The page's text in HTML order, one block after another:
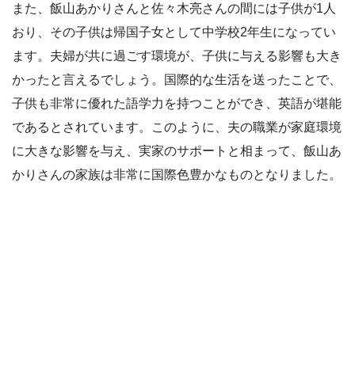
また、飯山あかりさんと佐々木亮さんの間には子供が1人
おり、その子供は帰国子女として中学校2年生になってい
ます。夫婦が共に過ごす環境が、子供に与える影響も大き
かったと言えるでしょう。国際的な生活を送ったことで、
子供も非常に優れた語学力を持つことができ、英語が堪能
であるとされています。このように、夫の職業が家庭環境
に大きな影響を与え、実家のサポートと相まって、飯山あ
かりさんの家族は非常に国際色豊かなものとなりました。